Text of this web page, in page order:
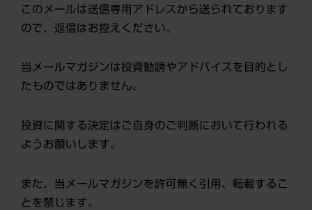
このメールは送信専用アドレスから送られております
ので、返信はお控えください。
当メールマガジンは投資勧誘やアドバイスを目的とし
たものではありません。
投資に関する決定はご自身のご判断において行われる
ようお願いします。
また、当メールマガジンを許可無く引用、転載するこ
とを禁じます。